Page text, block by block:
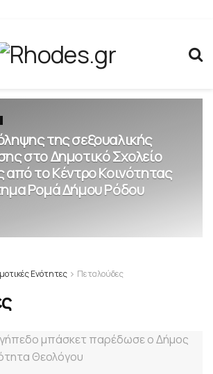
της σεξουαλικής
στο Δημοτικό Σχολείο
από το Κέντρο Κοινότητας
Ρομά Δήμου Ρόδου
Ενότητες Πεταλούδες